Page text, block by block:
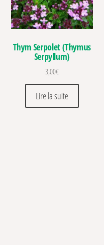
Thym Serpolet (Thymus
Serpyllum)
3,00€
Lire la suite